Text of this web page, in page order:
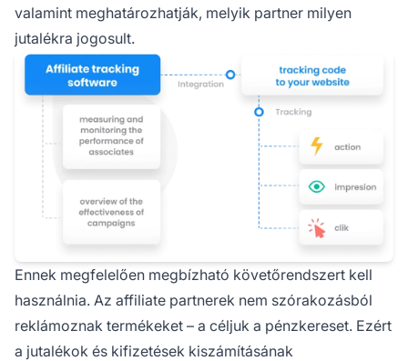
valamint meghatározhatják, melyik partner milyen
jutalékra jogosult.
Ennek megfelelően megbízható követőrendszert kell
használnia. Az affiliate partnerek nem szórakozásból
reklámoznak termékeket – a céljuk a pénzkereset. Ezért
a jutalékok és kifizetések kiszámításának